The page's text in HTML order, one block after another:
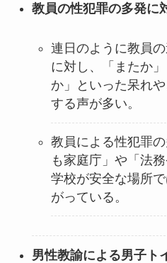
教員の性犯罪の多発に
連日のように教員
に対し、「またか
か」といった呆れ
する声が多い。
教員による性犯罪
も家庭庁」や「法
学校が安全な場所
がっている。
男性教諭による男子ト